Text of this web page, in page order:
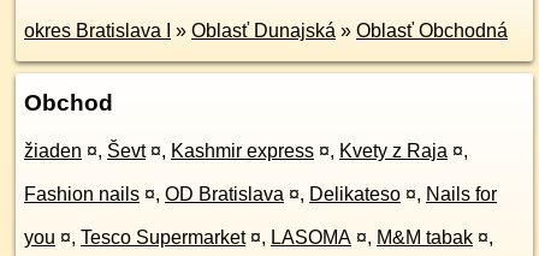
okres Bratislava I » Oblasť Dunajská » Oblasť Obchodná
Obchod
žiaden ¤, Ševt ¤, Kashmir express ¤, Kvety z Raja ¤,
Fashion nails ¤, OD Bratislava ¤, Delikateso ¤, Nails for
you ¤, Tesco Supermarket ¤, LASOMA ¤, M&M tabak ¤,